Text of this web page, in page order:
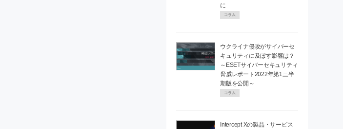
に
コラム
ウクライナ侵攻がサイバーセ
キュリティに及ぼす影響は？
～ESETサイバーセキュリティ
脅威レポート2022年第1三半
期版を公開～
コラム
Intercept Xの製品・サービス